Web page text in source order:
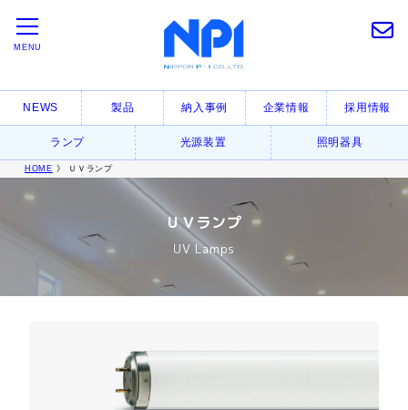
MENU
NEWS 製品 納入事例 企業情報 採用情報
ランプ 光源装置 照明器具
HOME 》 ＵＶランプ
ＵＶランプ
UV Lamps